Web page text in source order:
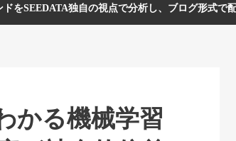
をSEEDATA独自の視点で分析し、ブログ形式で
かる機械学習